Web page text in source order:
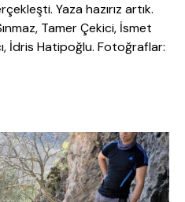
Yaza hazırız artık.
Tamer Çekici, İsmet
İdris Hatipoğlu. Fotoğraflar: